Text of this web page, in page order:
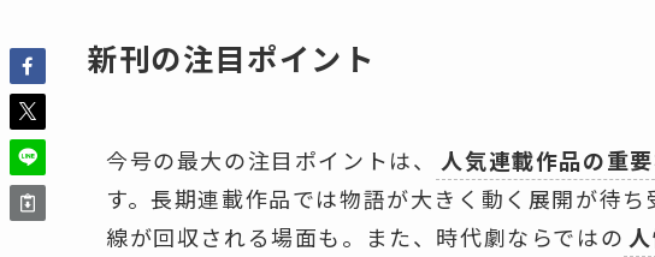
新刊の注目ポイント
今号の最大の注目ポイントは、 人気連載作品の重
す。長期連載作品では物語が大きく動く展開が待
線が回収される場面も。また、時代劇ならではの